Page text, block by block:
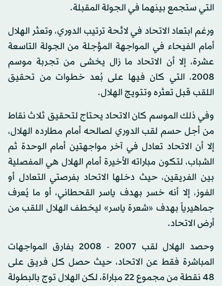
التي ستجمع بينهما في الجولة المقبلة.
ورغم ابتعاد الاتحاد في لائحة ترتيب الدوري، وتعثر الهلال
أمام الفيحاء في المواجهة المؤجلة من الجولة التاسعة
عشرة، إلا أن الاتحاد ما زال يخشى من تجربة موسم
2008، التي كان فيها على بُعد خطوات من تحقيق
اللقب قبل تعثره وتتويج الهلال.
وفي ذلك الموسم كان الاتحاد يحتاج لتحقيق ثلاث نقاط
من أجل حسم لقب الدوري لصالحه أمام مطارده الهلال،
إلا أن الاتحاد تعادل في آخر مواجهتين أمام الوحدة ثم
الشباب، لتكون مباراته الأخيرة أمام الهلال هي المفصلية
بين الفريقين، حيث دخلها الاتحاد بفرصتي التعادل أو
الفوز، إلا أنه خسر بهدف ياسر القحطاني، أو ما يُعرف
جماهيرياً بهدف «شعرة ياسر» ليخطف الهلال اللقب من
أرض الاتحاد.
وحصد الهلال لقب 2007 - 2008 بفارق المواجهات
المباشرة فقط عن الاتحاد، حيث حصل كل فريق على
48 نقطة من مجموع 22 مباراة، لكن الهلال توج بالبطولة